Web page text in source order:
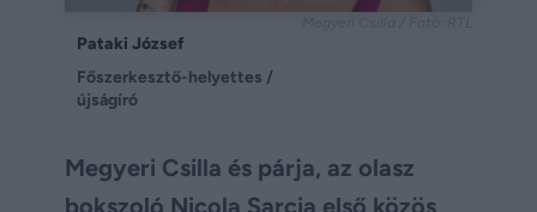
Pataki József
Főszerkesztő-helyettes /
újságíró
Megyeri Csilla és párja, az olasz
bokszoló Nicola Sarcia első közös